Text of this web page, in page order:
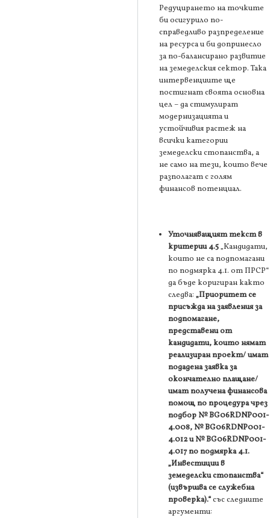
Редуцирането на точките
би осигурило по-
справедливо разпределение
на ресурса и би допринесло
за по-балансирано развитие
на земеделския сектор. Така
интервенциите ще
постигнат своята основна
цел – да стимулират
модернизацията и
устойчивия растеж на
всички категории
земеделски стопанства, а
не само на тези, които вече
разполагат с голям
финансов потенциал.
Уточняващият текст в
критерии 4.5„Кандидати,
които не са подпомагани
по подмярка 4.1. от ПРСР“
да бъде коригиран както
следва: „Приоритет се
присъжда на заявления за
подпомагане,
представени от
кандидати, които нямат
реализиран проект/ имат
подадена заявка за
окончателно плащане/
имат получена финансова
помощ по процедура чрез
подбор № BG06RDNP001-
4.008, № BG06RDNP001-
4.012 и № BG06RDNP001-
4.017 по подмярка 4.1.
„Инвестиции в
земеделски стопанства“
(извършва се служебна
проверка).“със следните
аргументи: